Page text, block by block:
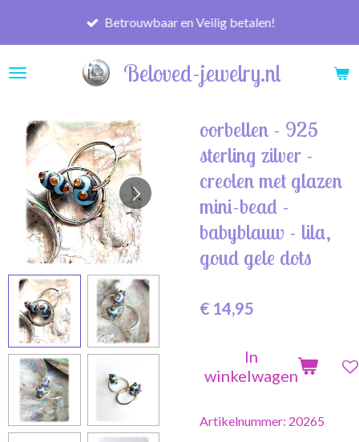
de
Beloved-jewelry.nl
Betrouwbaar en Veilig betalen!
oorbellen - 925
sterling zilver -
creolen met glazen
mini-bead -
babyblauw - lila,
goud gele dots
€ 14,95
In
winkelwagen
Artikelnummer: 20265